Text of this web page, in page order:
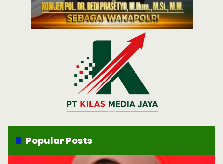
Popular Posts